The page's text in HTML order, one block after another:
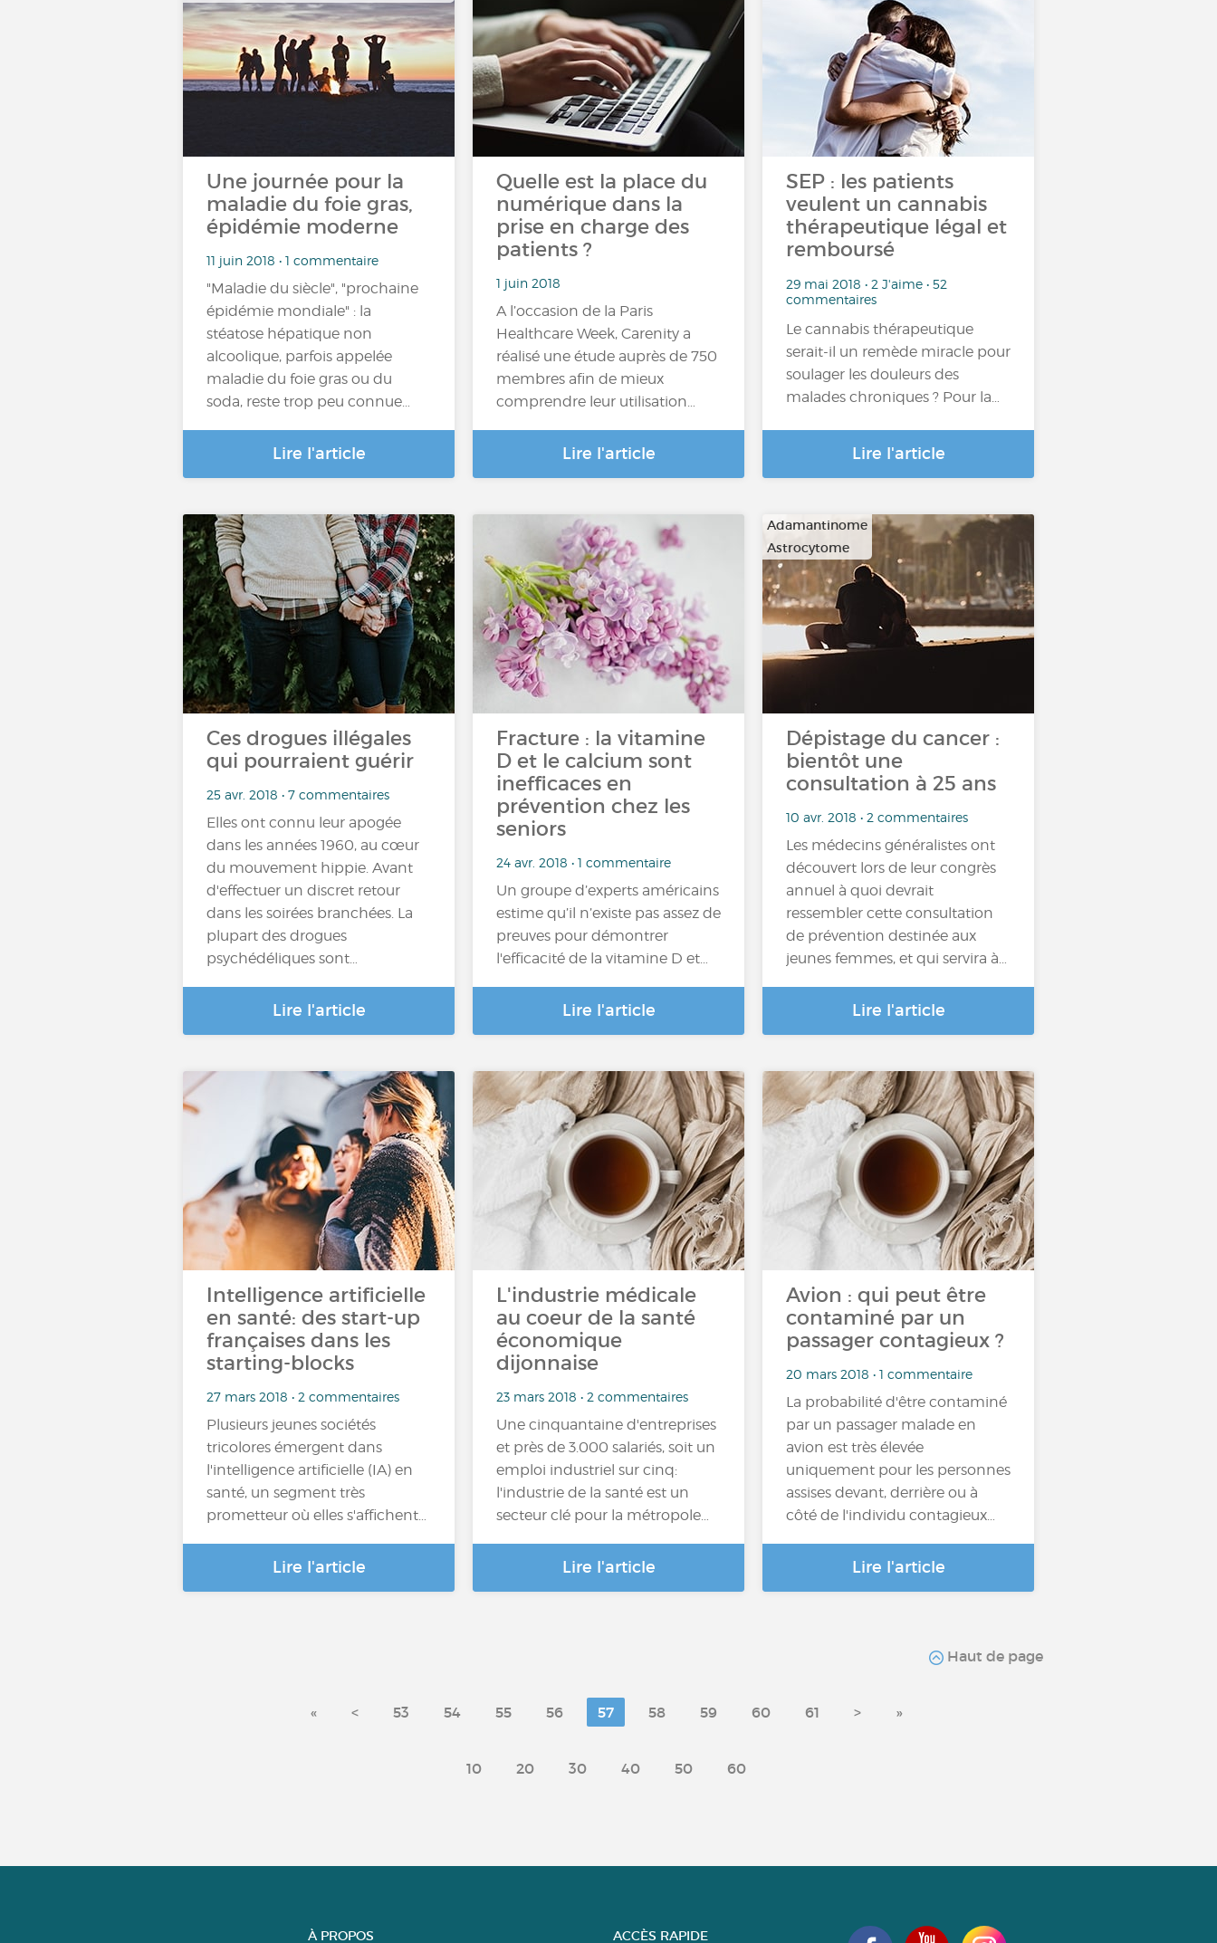
Une journée pour la
maladie du foie gras,
épidémie moderne
11 juin 2018 • 1 commentaire
"Maladie du siècle", "prochaine
épidémie mondiale" : la
stéatose hépatique non
alcoolique, parfois appelée
maladie du foie gras ou du
soda, reste trop peu connue…
Lire l'article
Quelle est la place du
numérique dans la
prise en charge des
patients ?
1 juin 2018
A l’occasion de la Paris
Healthcare Week, Carenity a
réalisé une étude auprès de 750
membres afin de mieux
comprendre leur utilisation…
Lire l'article
SEP : les patients
veulent un cannabis
thérapeutique légal et
remboursé
29 mai 2018 • 2 J'aime • 52
commentaires
Le cannabis thérapeutique
serait-il un remède miracle pour
soulager les douleurs des
malades chroniques ? Pour la…
Lire l'article
Ces drogues illégales
qui pourraient guérir
25 avr. 2018 • 7 commentaires
Elles ont connu leur apogée
dans les années 1960, au cœur
du mouvement hippie. Avant
d'effectuer un discret retour
dans les soirées branchées. La
plupart des drogues
psychédéliques sont…
Lire l'article
Fracture : la vitamine
D et le calcium sont
inefficaces en
prévention chez les
seniors
24 avr. 2018 • 1 commentaire
Un groupe d’experts américains
estime qu’il n’existe pas assez de
preuves pour démontrer
l'efficacité de la vitamine D et…
Lire l'article
Adamantinome
Astrocytome
…
Dépistage du cancer :
bientôt une
consultation à 25 ans
10 avr. 2018 • 2 commentaires
Les médecins généralistes ont
découvert lors de leur congrès
annuel à quoi devrait
ressembler cette consultation
de prévention destinée aux
jeunes femmes, et qui servira à…
Lire l'article
Intelligence artificielle
en santé: des start-up
françaises dans les
starting-blocks
27 mars 2018 • 2 commentaires
Plusieurs jeunes sociétés
tricolores émergent dans
l'intelligence artificielle (IA) en
santé, un segment très
prometteur où elles s'affichent…
Lire l'article
L'industrie médicale
au coeur de la santé
économique
dijonnaise
23 mars 2018 • 2 commentaires
Une cinquantaine d'entreprises
et près de 3.000 salariés, soit un
emploi industriel sur cinq:
l'industrie de la santé est un
secteur clé pour la métropole…
Lire l'article
Avion : qui peut être
contaminé par un
passager contagieux ?
20 mars 2018 • 1 commentaire
La probabilité d'être contaminé
par un passager malade en
avion est très élevée
uniquement pour les personnes
assises devant, derrière ou à
côté de l'individu contagieux…
Lire l'article
Haut de page
« < 53 54 55 56 57 58 59 60 61 > »
10 20 30 40 50 60
À PROPOS ACCÈS RAPIDE